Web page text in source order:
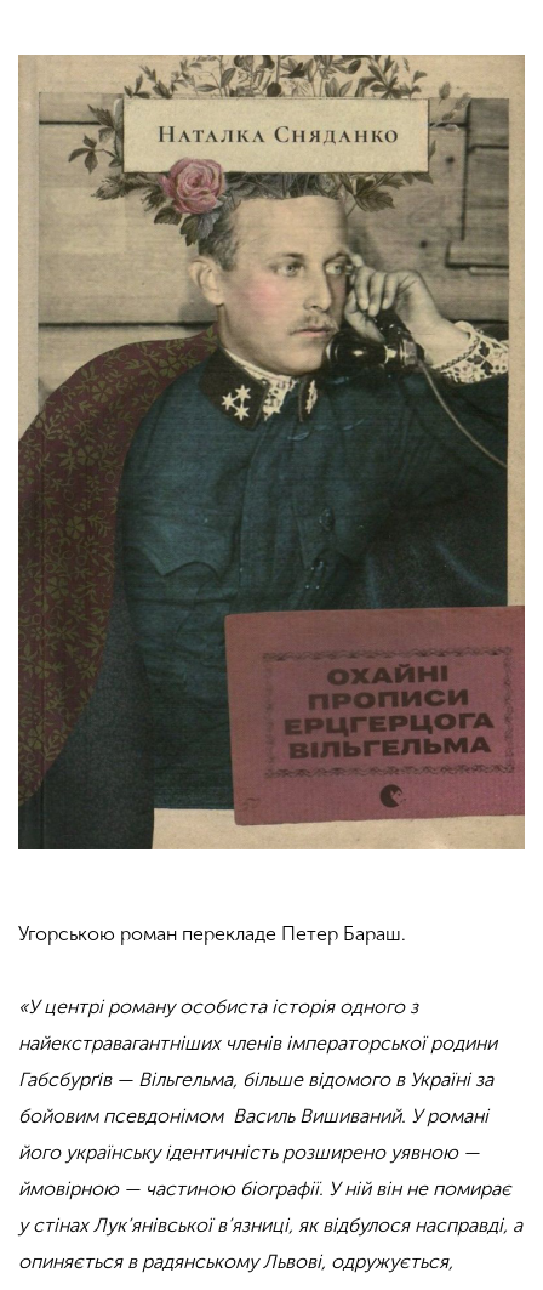
Угорською роман перекладе Петер Бараш.
«У центрі роману особиста історія одного з
найекстравагантніших членів імператорської родини
Габс­бурґів — Вільгельма, більше відомого в Україні за
бойовим псевдонімом Василь Вишиваний. У романі
його українську ідентичність розширено уявною —
ймовірною — частиною біографії. У ній він не помирає
у стінах Лук’янівської в’язниці, як відбулося насправді, а
опиняється в радянському Львові, одружується,